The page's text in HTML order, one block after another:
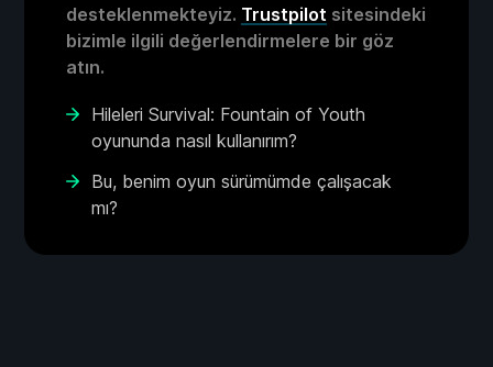
desteklenmekteyiz. Trustpilot sitesindeki
bizimle ilgili değerlendirmelere bir göz
atın.
Hileleri Survival: Fountain of Youth
oyununda nasıl kullanırım?
Bu, benim oyun sürümümde çalışacak
mı?